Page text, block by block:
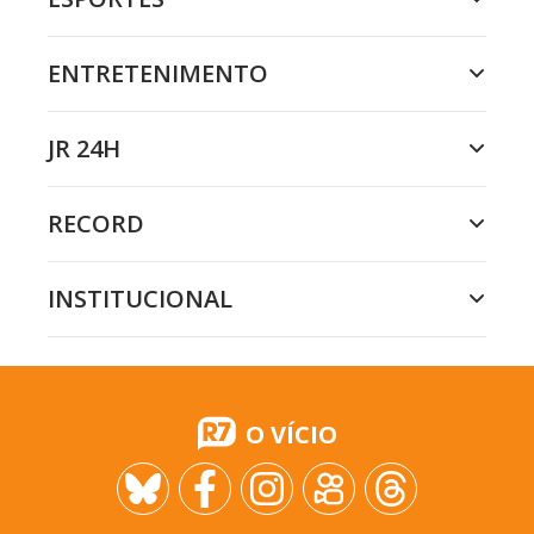
ENTRETENIMENTO
JR 24H
RECORD
INSTITUCIONAL
O VÍCIO